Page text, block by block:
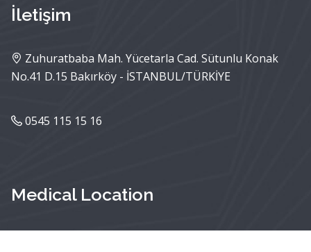
İletişim
Zuhuratbaba Mah. Yücetarla Cad. Sütunlu Konak
No.41 D.15 Bakırköy - İSTANBUL/TÜRKİYE
0545 115 15 16
Medical Location